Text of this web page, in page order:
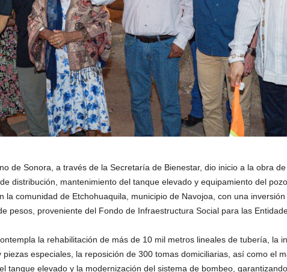
de Sonora, a través de la Secretaría de Bienestar, dio inicio a la obra
distribución, mantenimiento del tanque elevado y equipamiento del
la comunidad de Etchohuaquila, municipio de Navojoa, con una
pesos, proveniente del Fondo de Infraestructura Social para las
la rehabilitación de más de 10 mil metros lineales de tubería, la
piezas especiales, la reposición de 300 tomas domiciliarias, así como el
tanque elevado y la modernización del sistema de bombeo,